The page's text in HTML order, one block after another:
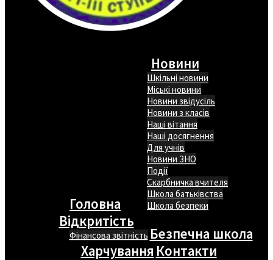
Головна
Новини
Шкільні новини
Міські новини
Новини звідусіль
Новини з класів
Наші вітання
Наші досягнення
Для учнів
Новини ЗНО
Події
Скарбничка вчителя
Школа батьківства
Школа безпеки
Відкритість
Фінансова звітність Безпечна школа
Харчування Контакти